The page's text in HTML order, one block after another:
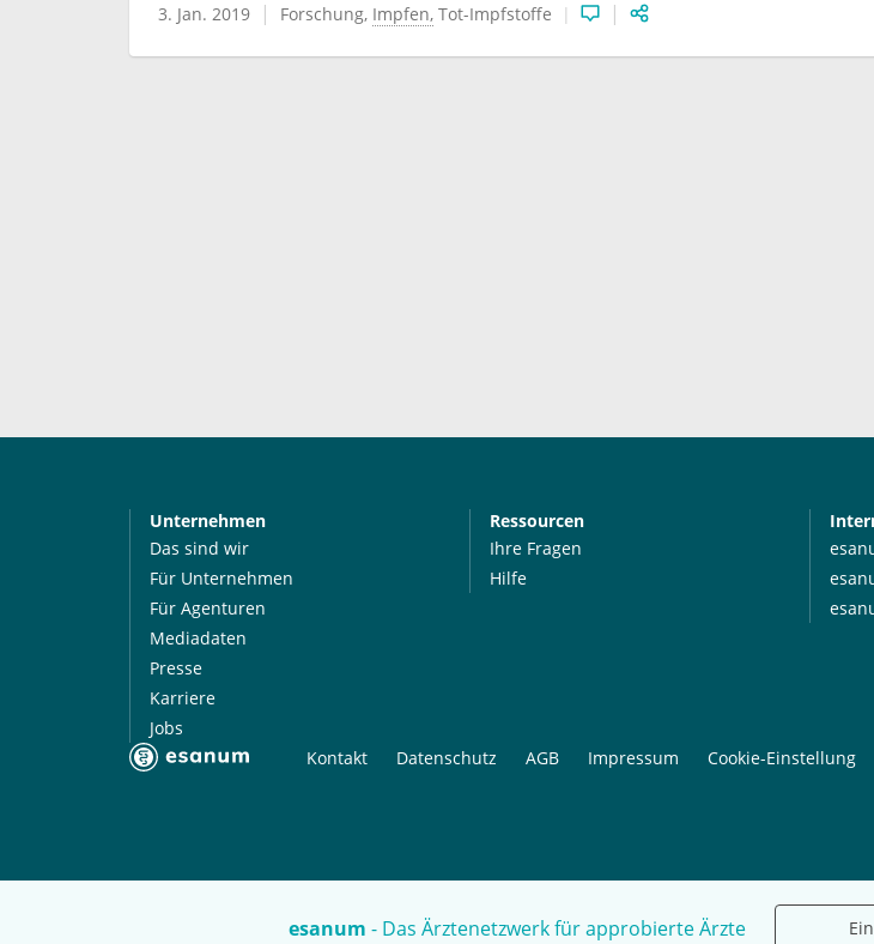
esanum - Das Ärztenetzwerk für approbierte Ärzte
3. Jan. 2019 Forschung Impfen Tot-Impfstoffe
Unternehmen
Das sind wir
Für Unternehmen
Für Agenturen
Mediadaten
Presse
Karriere
Jobs
Ressourcen
Ihre Fragen
Hilfe
Kontakt Datenschutz AGB Impressum Cookie-Einstellung